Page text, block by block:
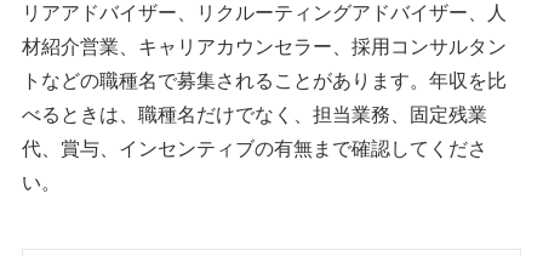
リアアドバイザー、リクルーティングアドバイザー、人
材紹介営業、キャリアカウンセラー、採用コンサルタン
トなどの職種名で募集されることがあります。年収を比
べるときは、職種名だけでなく、担当業務、固定残業
代、賞与、インセンティブの有無まで確認してくださ
い。